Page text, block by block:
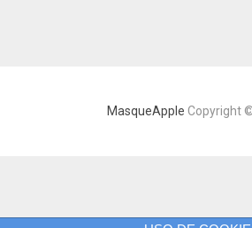
MasqueApple Copyright